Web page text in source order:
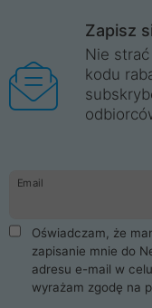
Wrocław, Poznań,
Trzebnica, Opole.
ProLine to polska
legalnie i płacimy
główną w Mirkowie
komunikacja ze
danych osobowych.
ProLine to czysta
Zaopatrzysz się u
takie jak procesory,
dyski SSD, M.2 oraz
najlepszy zasilacz
Poza komputerami
Smartfony takich
Zapisz
Nie
kodu
Email
Oświadczam, że
zapisanie mnie do
adresu e-mail w
wyrażam zgodę na